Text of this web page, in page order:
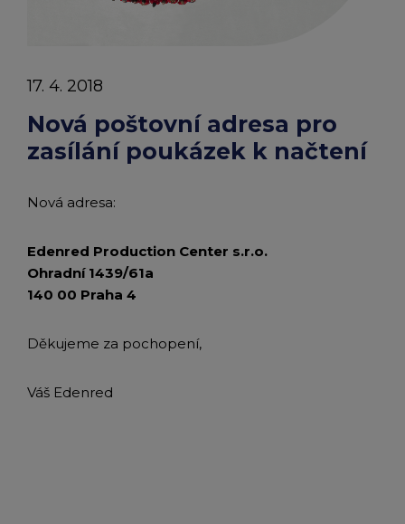
Edenred
Edenred Card FKSP
TANKARTA Benefit od Edenred
Informace k migraci na Edenred Card
Stravenkový portál
Qerko
Edenred Čistý
Edenred Service
Nová poštovní adresa pro
zasílání poukázek k načtení
17. 4. 2018
Nová adresa:
Edenred Production Center s.r.o.
Ohradní 1439/61a
140 00 Praha 4
Děkujeme za pochopení,
Váš Edenred